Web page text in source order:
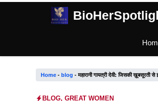
Home - blog -महारानी गायत्री देवी: जिसकी
BLOG, GREAT WOMEN